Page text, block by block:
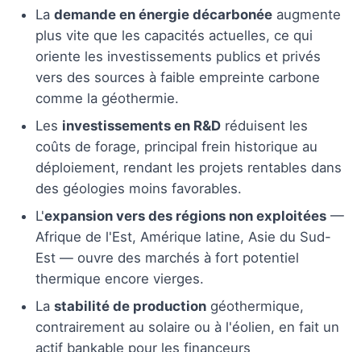
La demande en énergie décarbonée augmente
plus vite que les capacités actuelles, ce qui
oriente les investissements publics et privés
vers des sources à faible empreinte carbone
comme la géothermie.
Les investissements en R&D réduisent les
coûts de forage, principal frein historique au
déploiement, rendant les projets rentables dans
des géologies moins favorables.
L'expansion vers des régions non exploitées —
Afrique de l'Est, Amérique latine, Asie du Sud-
Est — ouvre des marchés à fort potentiel
thermique encore vierges.
La stabilité de production géothermique,
contrairement au solaire ou à l'éolien, en fait un
actif bankable pour les financeurs